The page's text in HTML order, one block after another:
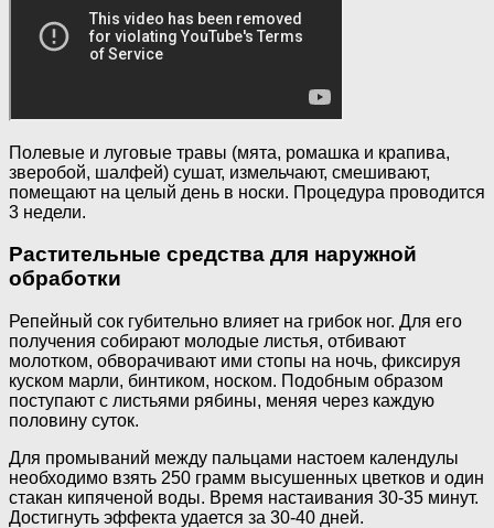
Полевые и луговые травы (мята, ромашка и крапива,
зверобой, шалфей) сушат, измельчают, смешивают,
помещают на целый день в носки. Процедура проводится
3 недели.
Растительные средства для наружной
обработки
Репейный сок губительно влияет на грибок ног. Для его
получения собирают молодые листья, отбивают
молотком, обворачивают ими стопы на ночь, фиксируя
куском марли, бинтиком, носком. Подобным образом
поступают с листьями рябины, меняя через каждую
половину суток.
Для промываний между пальцами настоем календулы
необходимо взять 250 грамм высушенных цветков и один
стакан кипяченой воды. Время настаивания 30-35 минут.
Достигнуть эффекта удается за 30-40 дней.